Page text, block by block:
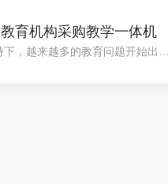
育机构采购教学一体机
，越来越多的教育问题开始出